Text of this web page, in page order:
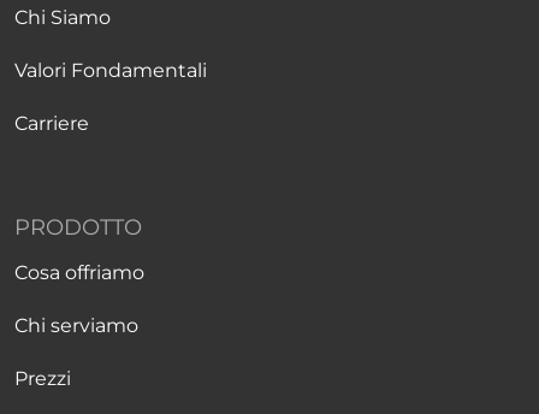
Chi Siamo
Valori Fondamentali
Carriere
PRODOTTO
Cosa offriamo
Chi serviamo
Prezzi